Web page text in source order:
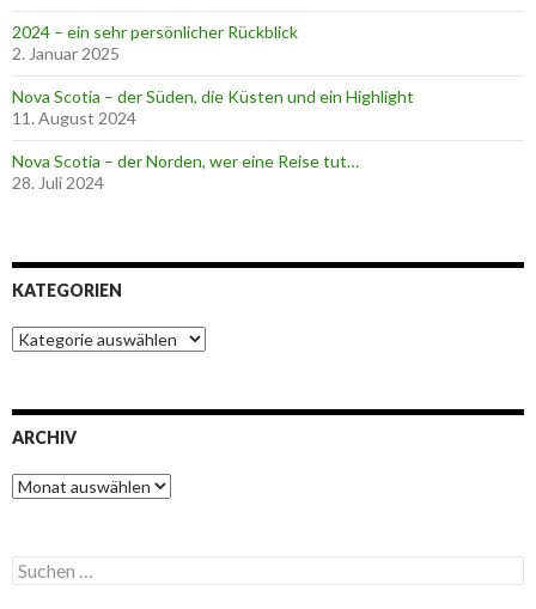
2024 – ein sehr persönlicher Rückblick
2. Januar 2025
Nova Scotia – der Süden, die Küsten und ein Highlight
11. August 2024
Nova Scotia – der Norden, wer eine Reise tut…
28. Juli 2024
KATEGORIEN
K
a
o
ARCHIV
A
r
v
S
u